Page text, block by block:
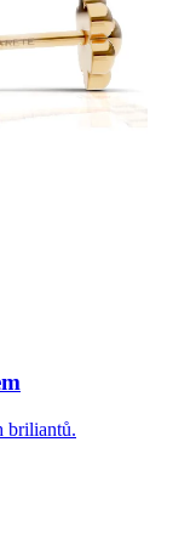
briliantů.